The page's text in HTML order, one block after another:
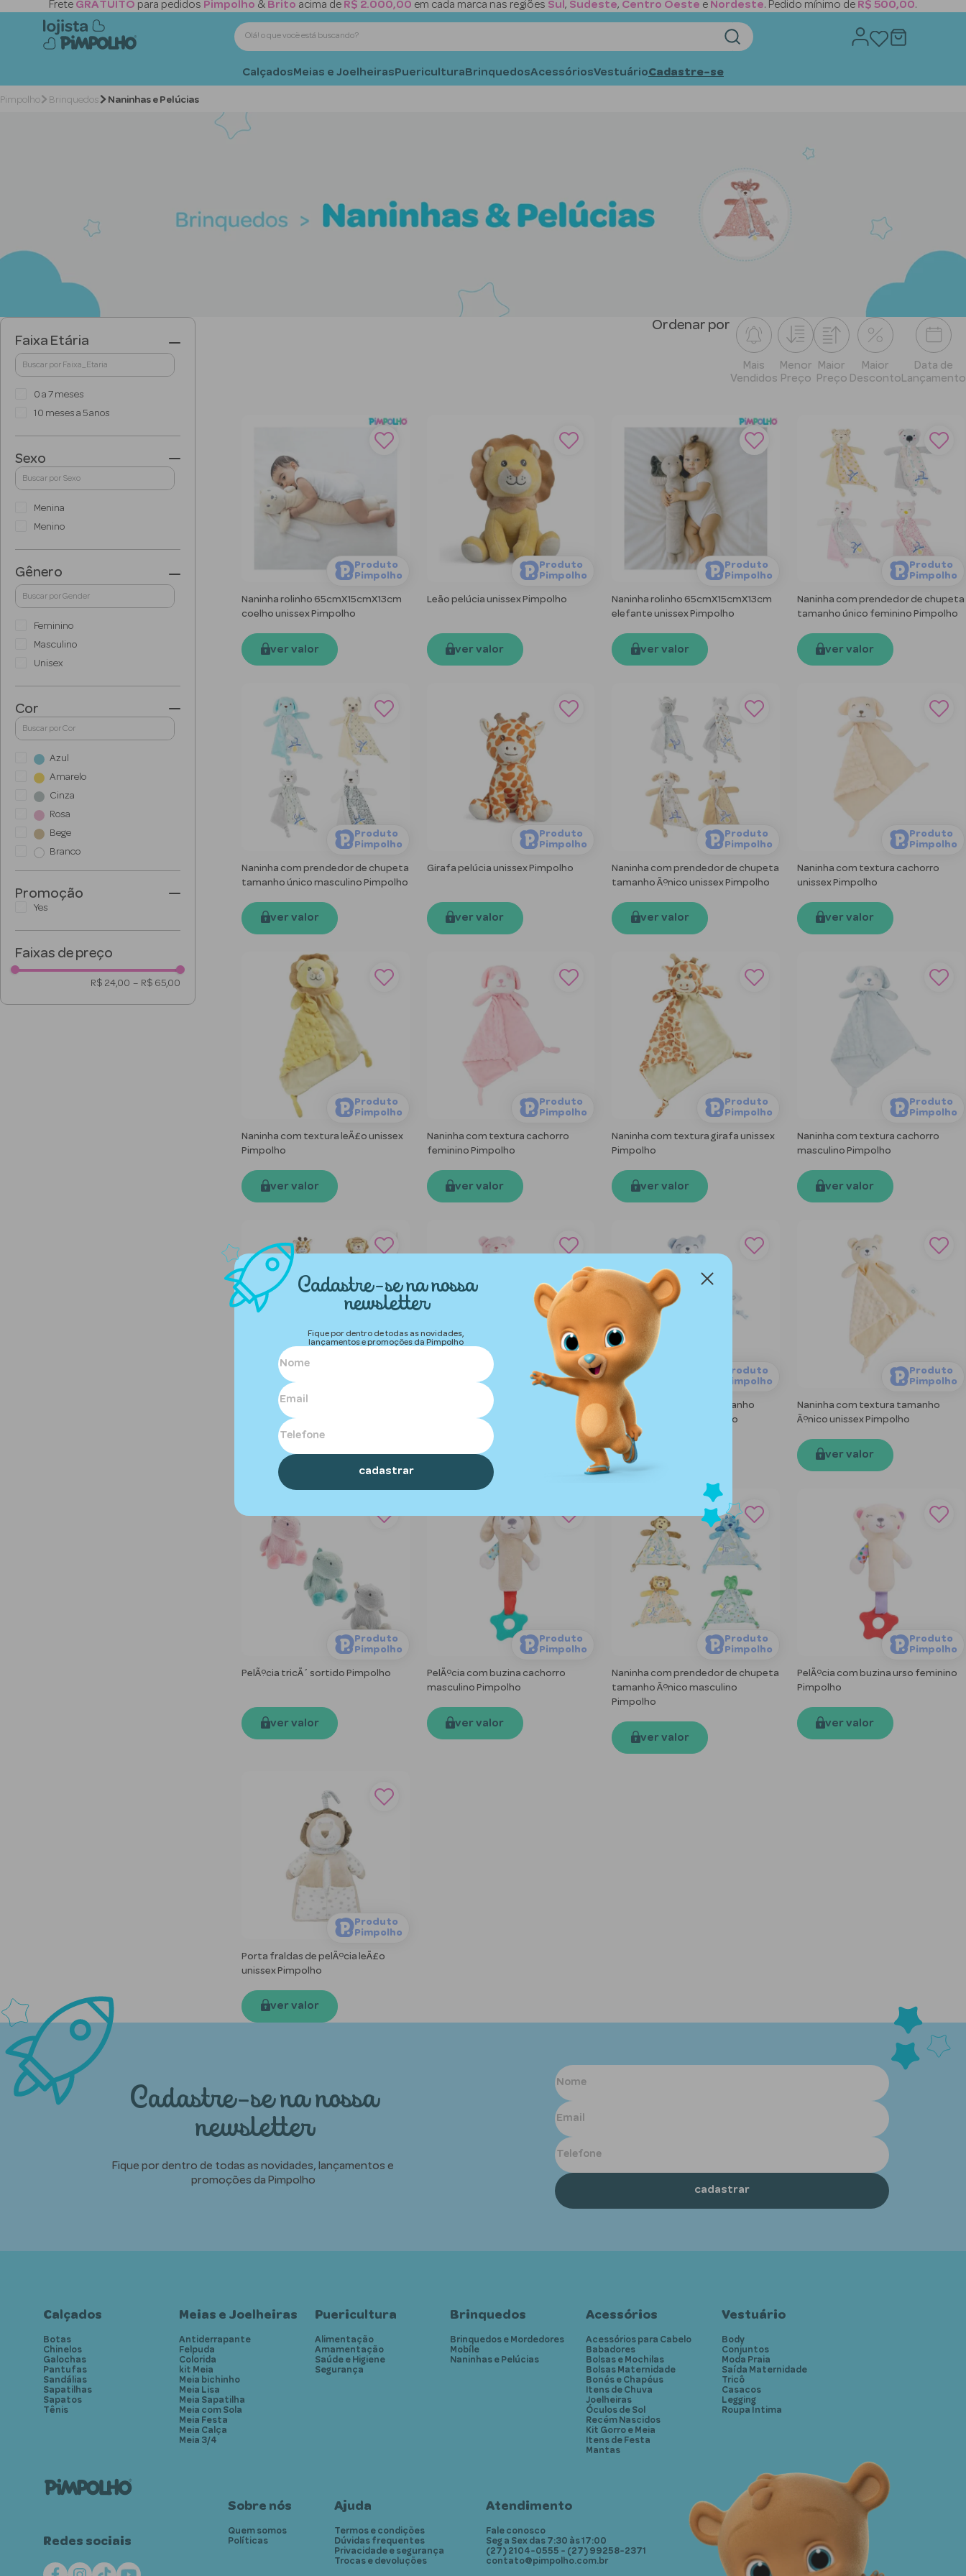
Cadastre-se na nossa
newsletter
Fique por dentro de todas as novidades,
lançamentos e promoções da Pimpolho
cadastrar
Frete GRATUITO para pedidos Pimpolho & Brito acima de R$ 2.000,00 em cada marca nas regiões Sul, Sudeste, Centro Oeste e Nordeste. Pedido mínimo de R$ 500,00.
Olá! o que você está buscando?
CalçadosMeias e JoelheirasPuericulturaBrinquedosAcessóriosVestuárioCadastre-se
Brinquedos Naninhas e Pelúcias
0 a 7 meses
10 meses a 5 anos
Sexo
Menina
Menino
Unisex
Cor
Azul
Amarelo
Cinza
Rosa
Bege
Branco
Verde
Laranja
Promoção
Yes
Faixas de preço
R$ 24,00 – R$ 65,00
Ordenar por
Mais
Vendidos
Menor
Preço
Maior
Preço
Maior
Desconto
Data de
Lançamento
Produto
Pimpolho
Naninha rolinho 65cmX15cmX13cm
coelho unissex Pimpolho
ver valor
Produto
Pimpolho
Leão pelúcia unissex Pimpolho
ver valor
Produto
Pimpolho
Naninha rolinho 65cmX15cmX13cm
elefante unissex Pimpolho
ver valor
Produto
Pimpolho
Naninha com prendedor de chupeta
tamanho único feminino Pimpolho
ver valor
Produto
Pimpolho
Naninha com prendedor de chupeta
tamanho único masculino Pimpolho
ver valor
Produto
Pimpolho
Girafa pelúcia unissex Pimpolho
ver valor
Produto
Pimpolho
Naninha com prendedor de chupeta
tamanho Ãºnico unissex Pimpolho
ver valor
Produto
Pimpolho
Naninha com textura cachorro
unissex Pimpolho
ver valor
Produto
Pimpolho
Naninha com textura leÃ£o unissex
Pimpolho
ver valor
Produto
Pimpolho
Naninha com textura cachorro
feminino Pimpolho
ver valor
Produto
Pimpolho
Naninha com textura girafa unissex
Pimpolho
ver valor
Produto
Pimpolho
Naninha com textura cachorro
masculino Pimpolho
ver valor
Naninha com prendedor de chupeta
tamanho Ãºnico unissex Pimpolho
ver valor
Produto
Pimpolho
Naninha com textura tamanho
Ãºnico feminino Pimpolho
ver valor
Produto
Pimpolho
Naninha com textura tamanho
Ãºnico masculino Pimpolho
Produto
Pimpolho
Naninha com textura tamanho
Ãºnico unissex Pimpolho
ver valor
Produto
Pimpolho
PelÃºcia tricÃ´ sortido Pimpolho
ver valor
Produto
Pimpolho
PelÃºcia com buzina cachorro
masculino Pimpolho
ver valor
Produto
Pimpolho
Naninha com prendedor de chupeta
tamanho Ãºnico masculino
Pimpolho
ver valor
Produto
Pimpolho
PelÃºcia com buzina urso feminino
Pimpolho
ver valor
Produto
Pimpolho
Porta fraldas de pelÃºcia leÃ£o
unissex Pimpolho
ver valor
Cadastre-se na nossa
newsletter
Fique por dentro de todas as novidades, lançamentos e
promoções da Pimpolho
cadastrar
Calçados
Botas
Chinelos
Galochas
Pantufas
Sandálias
Sapatilhas
Sapatos
Tênis
Meias e Joelheiras
Antiderrapante
Felpuda
Colorida
kit Meia
Meia bichinho
Meia Lisa
Meia Sapatilha
Meia com Sola
Meia Festa
Meia Calça
Meia 3/4
Puericultura
Alimentação
Amamentação
Saúde e Higiene
Segurança
Brinquedos
Brinquedos e Mordedores
Mobíle
Naninhas e Pelúcias
Acessórios
Acessórios para Cabelo
Babadores
Bolsas e Mochilas
Bolsas Maternidade
Bonés e Chapéus
Itens de Chuva
Joelheiras
Óculos de Sol
Recém Nascidos
Kit Gorro e Meia
Itens de Festa
Mantas
Vestuário
Body
Conjuntos
Moda Praia
Saída Maternidade
Tricô
Casacos
Legging
Roupa Íntima
Redes sociais
Sobre nós
Quem somos
Políticas
Ajuda
Termos e condições
Dúvidas frequentes
Privacidade e segurança
Trocas e devoluções
Atendimento
Fale conosco
Seg a Sex das 7:30 às 17:00
(27) 2104-0555 - (27) 99258-2371
contato@pimpolho.com.br
5º semaninha